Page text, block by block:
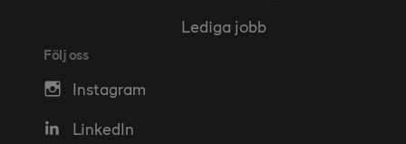
Lediga jobb
Följ oss
Instagram
LinkedIn